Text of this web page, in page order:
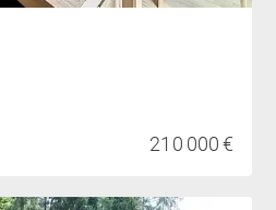
210 000 €